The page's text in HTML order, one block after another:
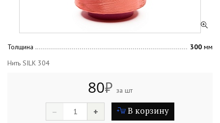
300 мм
Толщина
Нить SILK 304
80₽ за шт
– + В корзину